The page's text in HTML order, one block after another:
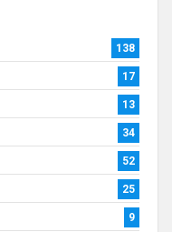
138
17
13
34
52
25
9